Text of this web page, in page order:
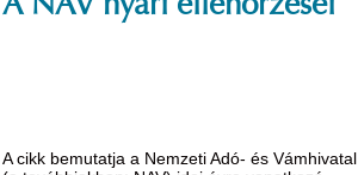
A NAV nyári ellenőrzései
A cikk bemutatja a Nemzeti Adó- és Vámhivatal